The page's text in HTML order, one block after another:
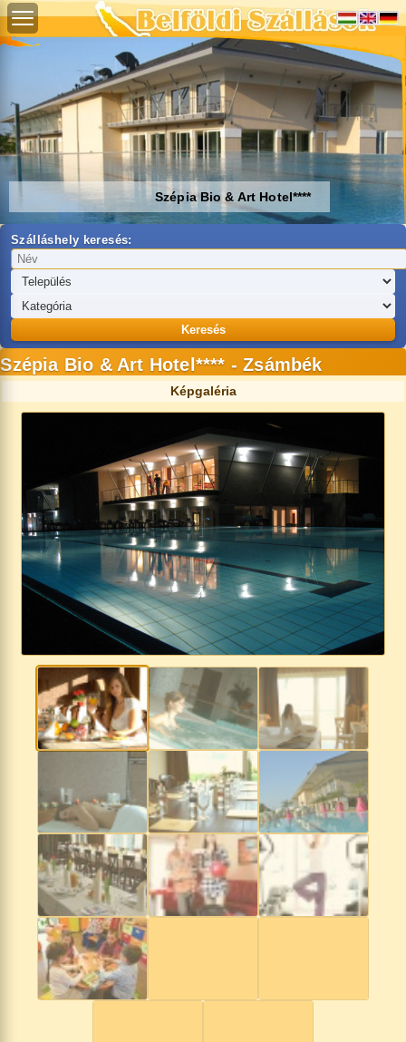
Szépia Bio & Art Hotel****
Szálláshely keresés:
Keresés
Szépia Bio & Art Hotel**** - Zsámbék
Képgaléria